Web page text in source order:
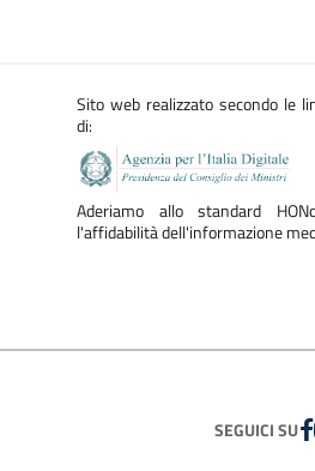
Sito web realizzato secondo le
di:
Aderiamo allo standard
l'affidabilità dell'informazione
SEGUICI SU